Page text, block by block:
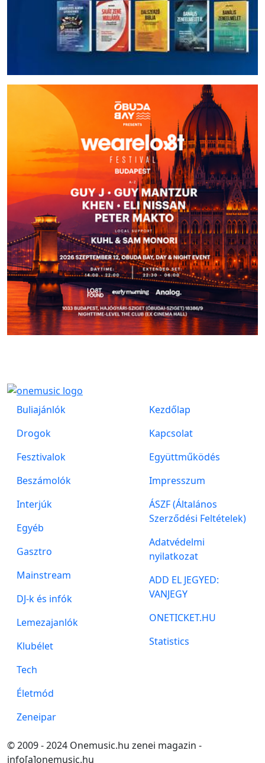
Buliajánlók
Drogok
Fesztivalok
Beszámolók
Interjúk
Egyéb
Gasztro
Mainstream
DJ-k és infók
Lemezajanlók
Klubélet
Tech
Életmód
Zeneipar
Kezdőlap
Kapcsolat
Együttműködés
Impresszum
ÁSZF (Általános
Szerződési Feltételek)
Adatvédelmi
nyilatkozat
ADD EL JEGYED:
VANJEGY
ONETICKET.HU
Statistics
© 2009 - 2024 Onemusic.hu zenei magazin -
info[a]onemusic.hu